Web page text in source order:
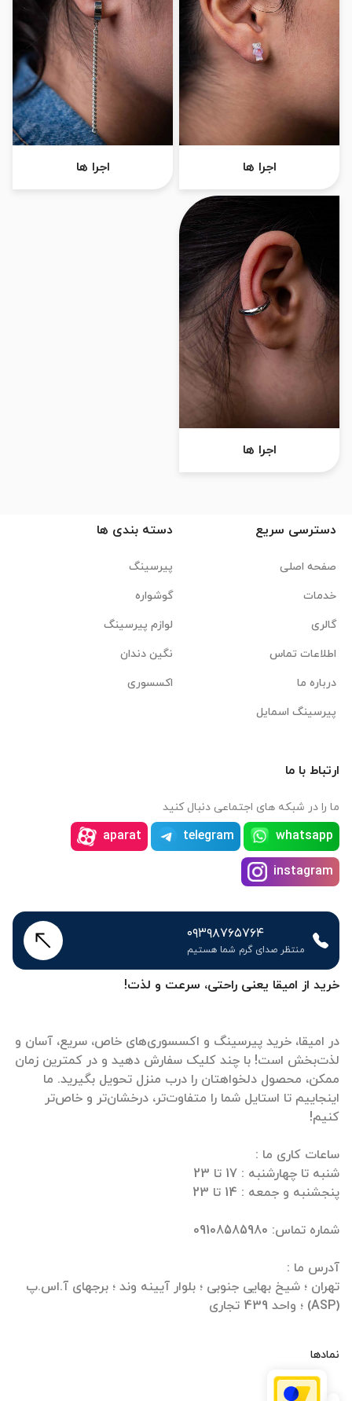
اجرا ها اجرا ها
اجرا ها
خرید از امیقا یعنی راحتی، سرعت و لذت!
در امیقا، خرید پیرسینگ و اکسسوری‌های خاص، سریع، آسان و
لذت‌بخش است! با چند کلیک سفارش دهید و در کمترین زمان
ممکن، محصول دلخواهتان را درب منزل تحویل بگیرید. ما
اینجاییم تا استایل شما را متفاوت‌تر، درخشان‌تر و خاص‌تر
تهران ؛ شیخ بهایی جنوبی ؛ بلوار آیینه وند ؛ برجهای آ.اس.پ
(ASP) ؛ واحد 439 تجاری
نمادها
دسترسی سریع
صفحه اصلی
خدمات
گالری
اطلاعات تماس
درباره ما
پیرسینگ اسمایل
دسته بندی ها
پیرسینگ
گوشواره
لوازم پیرسینگ
نگین دندان
اکسسوری
ارتباط با ما
ما را در شبکه های اجتماعی دنبال کنید
whatsapp
telegram
aparat
instagram
۰۹۳۹۸۷۶۵۷۶۴
منتظر صدای گرم شما هستیم